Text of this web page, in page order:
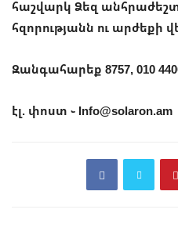
հաշվարկ Ձեզ
հզորությանն ու արժեքի
Զանգահարեք 8757, 010
էլ. փոստ ֊ Info@solaron.am